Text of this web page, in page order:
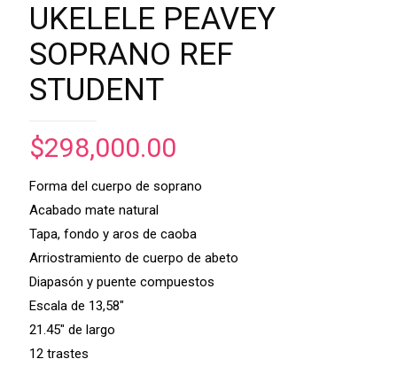
UKELELE PEAVEY
SOPRANO REF
STUDENT
$298,000.00
Forma del cuerpo de soprano
Acabado mate natural
Tapa, fondo y aros de caoba
Arriostramiento de cuerpo de abeto
Diapasón y puente compuestos
Escala de 13,58″
21.45″ de largo
12 trastes